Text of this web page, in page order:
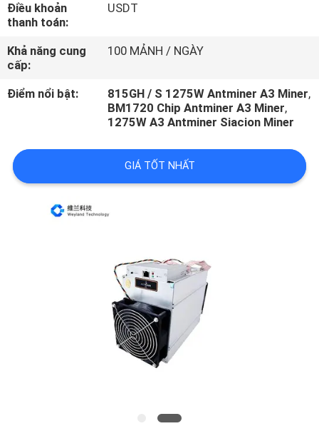
LIÊN
HỆ
CHÚNG
TÔI
YÊU
CẦU
BÁO
Điều khoản
thanh toán:
USDT
Khả năng cung
cấp:
100 MẢNH / NGÀY
Điểm nổi bật: 815GH / S 1275W Antminer A3 Miner,
BM1720 Chip Antminer A3 Miner,
1275W A3 Antminer Siacion Miner
GIÁ TỐT NHẤT